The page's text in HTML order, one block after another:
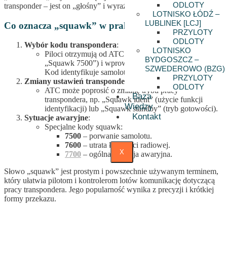
ODLOTY
LOTNISKO ŁÓDŹ –
LUBLINEK [LCJ]
PRZYLOTY
ODLOTY
LOTNISKO
BYDGOSZCZ –
SZWEDEROWO (BZG)
PRZYLOTY
ODLOTY
Baza
Wiedzy
Kontakt
X
transponder – jest on „głośny” i wyraźny dla radarów ATC.
Co oznacza „squawk” w praktyce?
Wybór kodu transpondera:
Piloci otrzymują od ATC czterocyfrowy kod (np.
„Squawk 7500”) i wprowadzają go w transponderze.
Kod identyfikuje samolot na radarach kontrolerów.
Zmiany ustawień transpondera
ATC może poprosić o zmianę trybu pracy
transpondera, np. „Squawk ident” (użycie funkcji
identyfikacji) lub „Squawk standby” (tryb gotowości).
Sytuacje awaryjne:
Specjalne kody squawk:
7500 – porwanie samolotu.
7600 – utrata łączności radiowej.
7700 – ogólna sytuacja awaryjna.
Słowo „squawk” jest prostym i powszechnie używanym terminem,
który ułatwia pilotom i kontrolerom lotów komunikację dotyczącą
pracy transpondera. Jego popularność wynika z precyzji i krótkiej
formy przekazu.